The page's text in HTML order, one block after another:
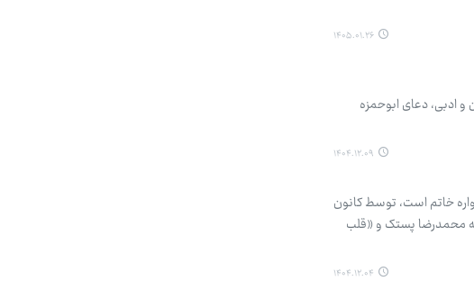
۱۴۰۵.۰۱.۲۶
ادبی، دعای ابوحمزه
۱۴۰۴.۱۲.۰۹
خاتم است، توسط کانون
محمدرضا پستک و «قلب
۱۴۰۴.۱۲.۰۴